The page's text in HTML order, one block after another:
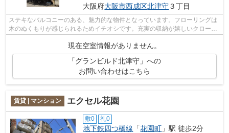
大阪府大阪市西成区北津守３丁目
ステキなバルコニーのある、魅力的な物件となっています。フローリングは
木のぬくもりが感じられるためイチオシです。充実の収納が嬉しいクローゼ
現在空室情報がありません。
「グランビルド北津守」への
お問い合わせはこちら
賃貸 | マンション エクセル花園
敷0 礼0
地下鉄四つ橋線 「花園町 」駅 徒歩2分